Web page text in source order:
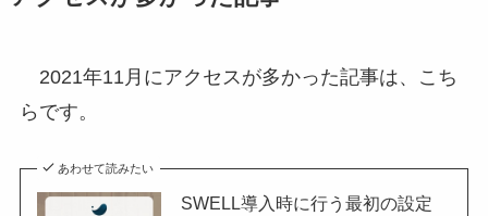
2021年11月にアクセスが多かった記事は、こち
らです。
あわせて読みたい
SWELL導入時に行う最初の設定